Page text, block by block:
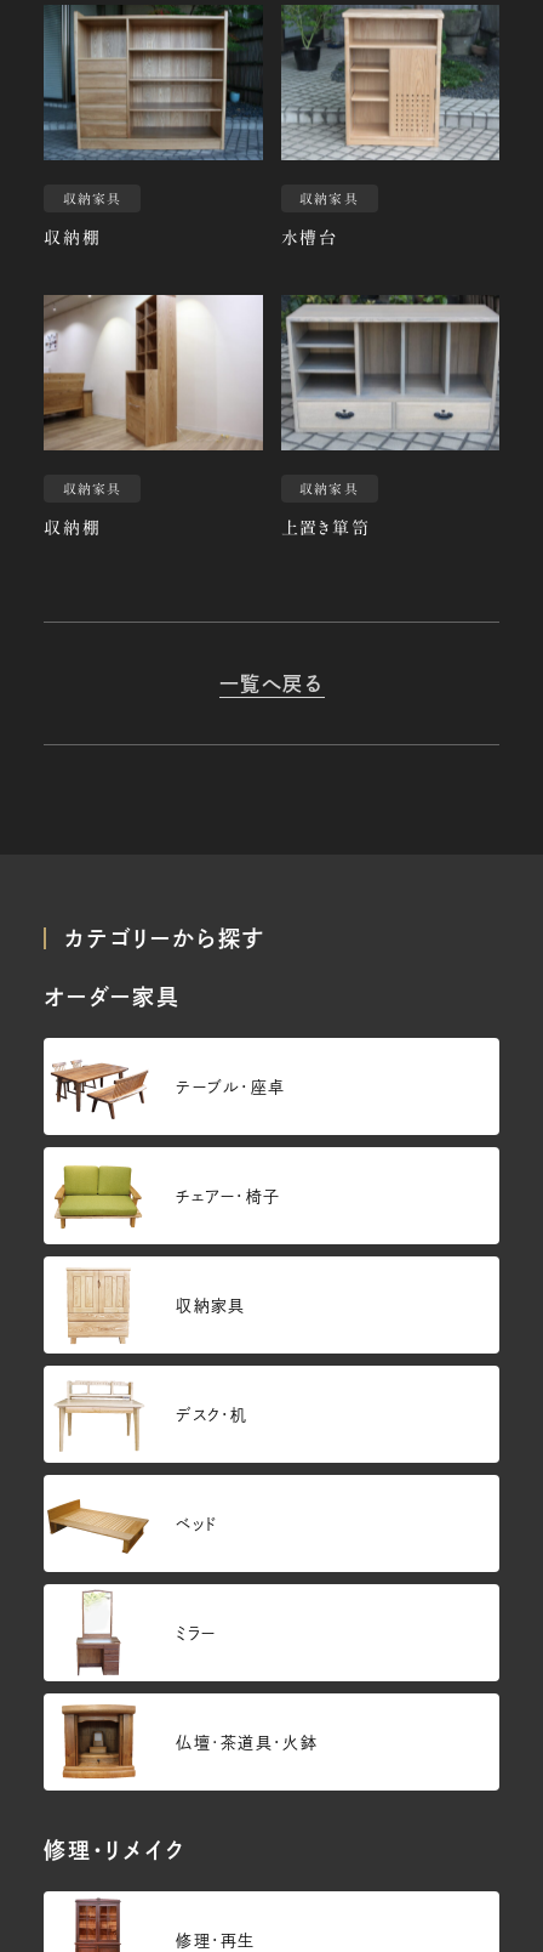
収納家具
収納棚
収納家具
水槽台
収納家具
収納棚
収納家具
上置き箪笥
一覧へ戻る
カテゴリーから探す
オーダー家具
テーブル・座卓
チェアー・椅子
収納家具
デスク・机
ベッド
ミラー
仏壇･茶道具・火鉢
修理・リメイク
修理・再生